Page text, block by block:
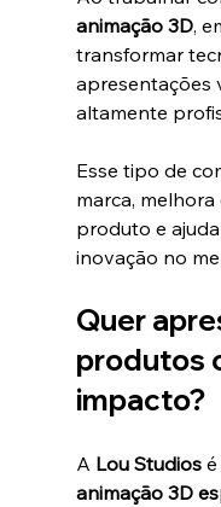
animação 3D,
transformar
apresentações
altamente
Esse tipo de
marca,
produto e
inovação no
Quer
produtos
impacto?
A Lou Studios é
animação 3D